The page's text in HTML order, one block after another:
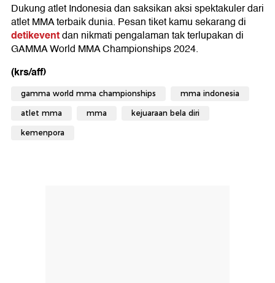
Dukung atlet Indonesia dan saksikan aksi spektakuler dari
atlet MMA terbaik dunia. Pesan tiket kamu sekarang di
detikeventdan nikmati pengalaman tak terlupakan di
GAMMA World MMA Championships 2024.
(krs/aff)
gamma world mma championships mma indonesia
atlet mma mma kejuaraan bela diri
kemenpora